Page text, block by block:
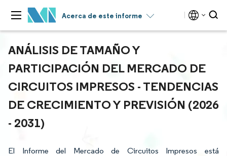
Acerca de este informe
ANÁLISIS DE TAMAÑO Y
PARTICIPACIÓN DEL MERCADO DE
CIRCUITOS IMPRESOS - TENDENCIAS
DE CRECIMIENTO Y PREVISIÓN (2026
- 2031)
El Informe del Mercado de Circuitos Impresos está